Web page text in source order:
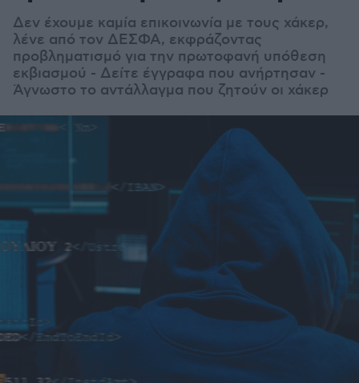
Δεν έχουμε καμία επικοινωνία με τους χάκερ,
λένε από τον ΔΕΣΦΑ, εκφράζοντας
προβληματισμό για την πρωτοφανή υπόθεση
εκβιασμού - Δείτε έγγραφα που ανήρτησαν -
Άγνωστο το αντάλλαγμα που ζητούν οι χάκερ